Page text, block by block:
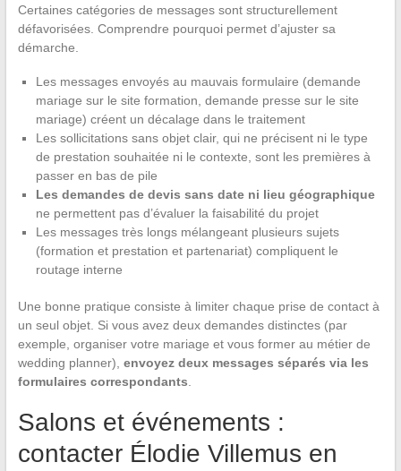
Certaines catégories de messages sont structurellement
défavorisées. Comprendre pourquoi permet d’ajuster sa
démarche.
Les messages envoyés au mauvais formulaire (demande
mariage sur le site formation, demande presse sur le site
mariage) créent un décalage dans le traitement
Les sollicitations sans objet clair, qui ne précisent ni le type
de prestation souhaitée ni le contexte, sont les premières à
passer en bas de pile
Les demandes de devis sans date ni lieu géographique
ne permettent pas d’évaluer la faisabilité du projet
Les messages très longs mélangeant plusieurs sujets
(formation et prestation et partenariat) compliquent le
routage interne
Une bonne pratique consiste à limiter chaque prise de contact à
un seul objet. Si vous avez deux demandes distinctes (par
exemple, organiser votre mariage et vous former au métier de
wedding planner), envoyez deux messages séparés via les
formulaires correspondants
Salons et événements :
contacter Élodie Villemus en